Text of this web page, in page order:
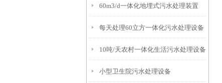
60m3/d一体化地埋式污水处理装置
每天处理60立方一体化污水处理设备
10吨/天农村一体化生活污水处理设备
小型卫生院污水处理设备